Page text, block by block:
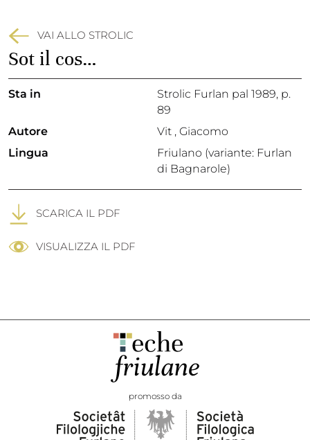
VAI ALLO STROLIC
Sot il cos…
Sta in Strolic Furlan pal 1989, p.
89
Autore
Vit , Giacomo
Lingua
Friulano (variante: Furlan
di Bagnarole)
SCARICA IL PDF
VISUALIZZA IL PDF
promosso da